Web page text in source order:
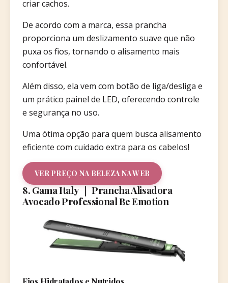
criar cachos.
De acordo com a marca, essa prancha
proporciona um deslizamento suave que não
puxa os fios, tornando o alisamento mais
confortável.
Além disso, ela vem com botão de liga/desliga e
um prático painel de LED, oferecendo controle
e segurança no uso.
Uma ótima opção para quem busca alisamento
eficiente com cuidado extra para os cabelos!
VER PREÇO NA BELEZA NA WEB
8. Gama Italy ｜ Prancha Alisadora
Avocado Professional Be Emotion